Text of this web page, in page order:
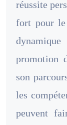
réussite
fort pour
promotion
son
les
peuvent